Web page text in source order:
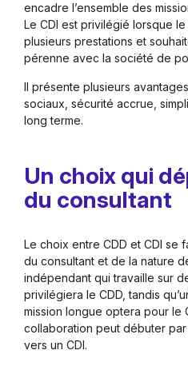
encadre l’ensemble des
Le CDI est privilégié lorsque
plusieurs prestations et
pérenne avec la société de
Il présente plusieurs
sociaux, sécurité accrue,
long terme.
Un choix qui
du consultant
Le choix entre CDD et CDI se
du consultant et de la nature
indépendant qui travaille sur
privilégiera le CDD, tandis
mission longue optera pour le
collaboration peut débuter par
vers un CDI.